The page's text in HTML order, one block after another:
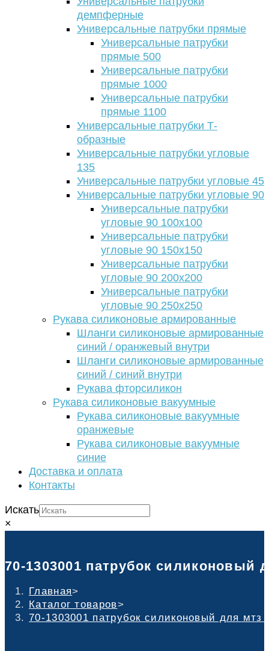
демпферные
Универсальные патрубки прямые
Универсальные патрубки
прямые 500
Универсальные патрубки
прямые 1000
Универсальные патрубки
прямые 1100
Универсальные патрубки Т-
образные
Универсальные патрубки угловые
135
Универсальные патрубки угловые 45
Универсальные патрубки угловые 90
Универсальные патрубки
угловые 90 100х100
Универсальные патрубки
угловые 90 150х150
Универсальные патрубки
угловые 90 200х200
Универсальные патрубки
угловые 90 250х250
Рукава силиконовые армированные
Шланги силиконовые армированные
синий / оранжевый внутри
Шланги силиконовые армированные
синий / синий внутри
Рукава фторсиликон
Рукава силиконовые вакуумные
Рукава силиконовые вакуумные
оранжевые
Рукава силиконовые вакуумные
синие
Доставка и оплата
Контакты
Искать
×
70-1303001 патрубок силиконовый
Главная>
Каталог товаров>
70-1303001 патрубок силиконовый для мтз